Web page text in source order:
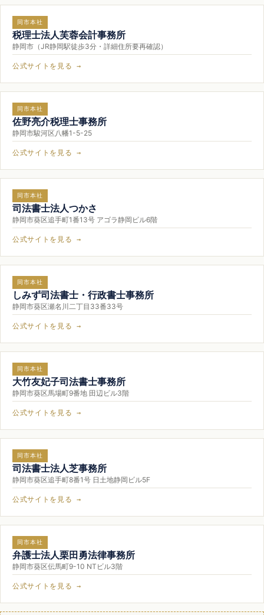
同市本社
税理士法人芙蓉会計事務所
静岡市（JR静岡駅徒歩3分・詳細住所要再確認）
公式サイトを見る →
同市本社
佐野亮介税理士事務所
静岡市駿河区八幡1-5-25
公式サイトを見る →
同市本社
司法書士法人つかさ
静岡市葵区追手町1番13号 アゴラ静岡ビル6階
公式サイトを見る →
同市本社
しみず司法書士・行政書士事務所
静岡市葵区瀬名川二丁目33番33号
公式サイトを見る →
同市本社
大竹友妃子司法書士事務所
静岡市葵区馬場町9番地 田辺ビル3階
公式サイトを見る →
同市本社
司法書士法人芝事務所
静岡市葵区追手町8番1号 日土地静岡ビル5F
公式サイトを見る →
同市本社
弁護士法人栗田勇法律事務所
静岡市葵区伝馬町9-10 NTビル3階
公式サイトを見る →